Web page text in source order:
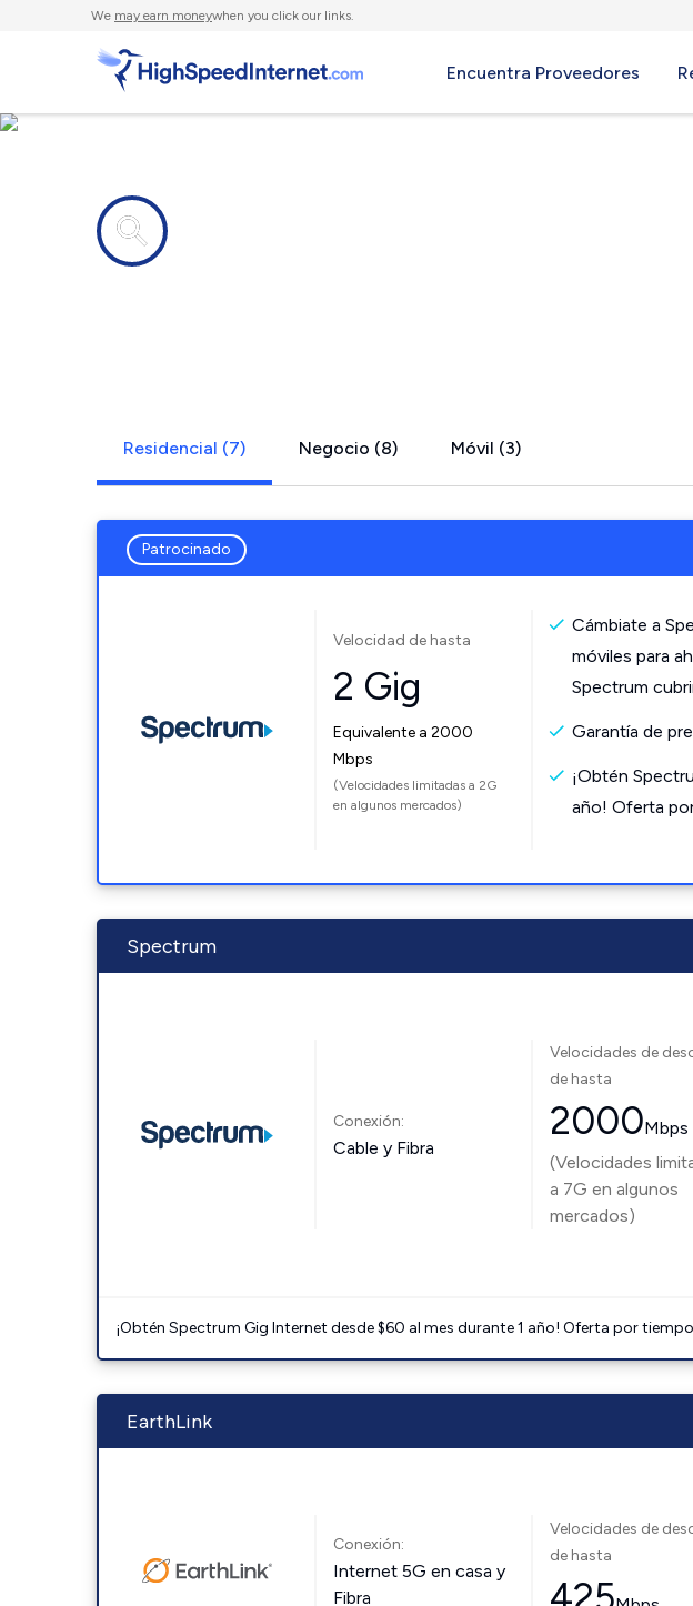
We may earn moneywhen you click our links.
Encuentra Proveedores
Residencial (7) Negocio (8) Móvil (3)
Patrocinado
Velocidad de hasta
2 Gig
Equivalente a 2000
Mbps
(Velocidades limitadas a 2G
en algunos mercados)
Cámbiate a
móviles para
Spectrum
Garantía de
¡Obtén
año! Oferta
Spectrum
Conexión:
Cable y Fibra
Velocidades de
de hasta
2000Mbps
(Velocidades
a 7G en algunos
mercados)
¡Obtén Spectrum Gig Internet desde $60 al mes durante 1 año! Oferta por
EarthLink
Conexión:
Internet 5G en casa y
Fibra
Velocidades de
de hasta